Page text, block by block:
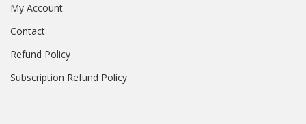
My Account
Contact
Refund Policy
Subscription Refund Policy